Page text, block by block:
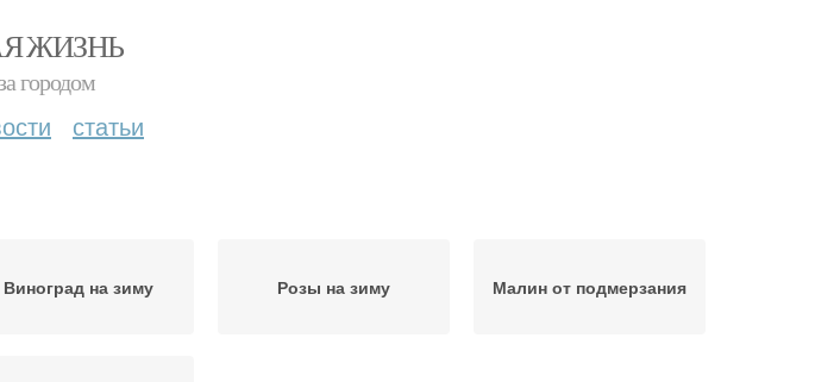
ЖИЗНЬ
городом
статьи
Виноград на зиму Розы на зиму Малин от подмерзания